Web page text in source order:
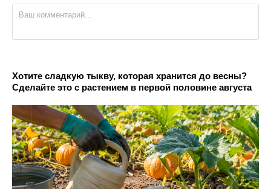
Хотите сладкую тыкву, которая хранится до весны?
Сделайте это с растением в первой половине августа